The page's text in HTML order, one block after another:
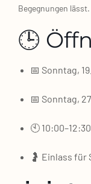
Begeg­nun­gen lässt.
🕒
📅 Sonn­tag,
📅 Sonn­tag,
🕙
🤰 Ein­lass für